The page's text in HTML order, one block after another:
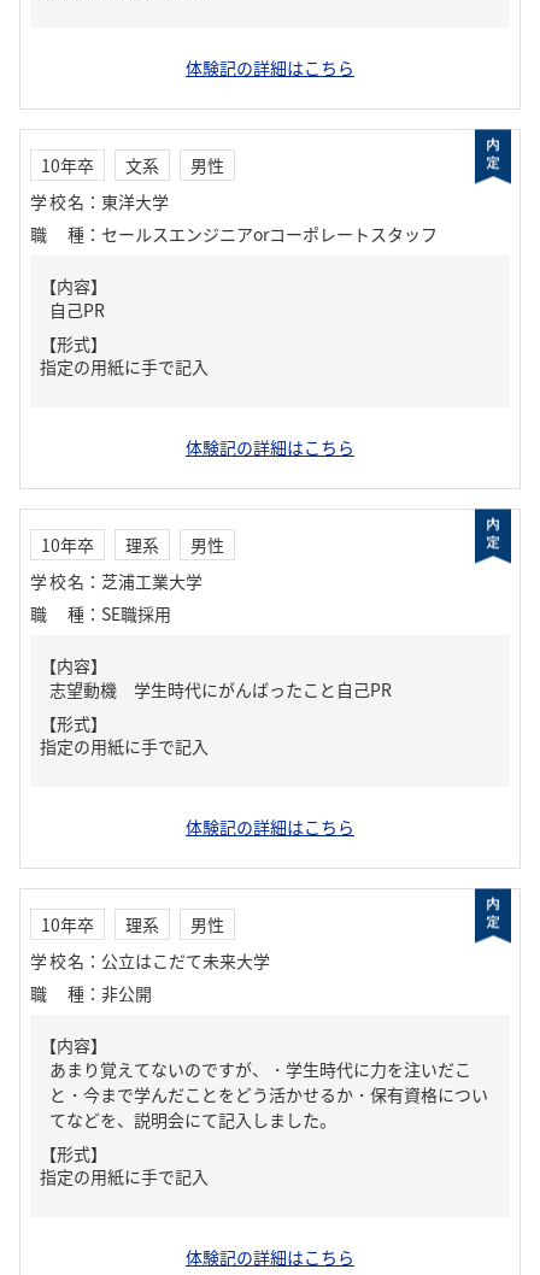
体験記の詳細はこちら
10年卒 文系
男性
学校名 ： 東洋大学
職種 ： セールスエンジニアorコーポレートスタッフ
【内容】
自己PR
【形式】
指定の用紙に手で記入
体験記の詳細はこちら
10年卒 理系
男性
学校名 ： 芝浦工業大学
職種 ： SE職採用
【内容】
志望動機 学生時代にがんばったこと自己PR
【形式】
指定の用紙に手で記入
体験記の詳細はこちら
10年卒 理系
男性
学校名 ： 公立はこだて未来大学
職種 ： 非公開
【内容】
あまり覚えてないのですが、・学生時代に力を注いだこ
と・今まで学んだことをどう活かせるか・保有資格につい
てなどを、説明会にて記入しました。
【形式】
指定の用紙に手で記入
体験記の詳細はこちら